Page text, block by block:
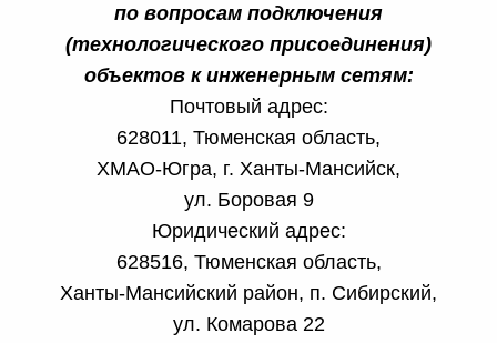
по вопросам подключения
(технологического присоединения)
объектов к инженерным сетям:
Почтовый адрес:
628011, Тюменская область,
ХМАО-Югра, г. Ханты-Мансийск,
ул. Боровая 9
Юридический адрес:
628516, Тюменская область,
Ханты-Мансийский район, п. Сибирский,
ул. Комарова 22